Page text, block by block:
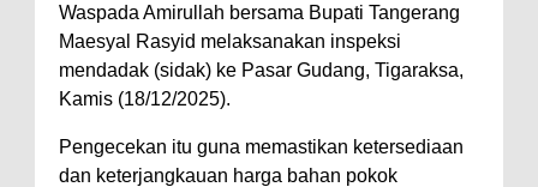
Waspada Amirullah bersama Bupati Tangerang
Maesyal Rasyid melaksanakan inspeksi
mendadak (sidak) ke Pasar Gudang, Tigaraksa,
Kamis (18/12/2025).
Pengecekan itu guna memastikan ketersediaan
dan keterjangkauan harga bahan pokok